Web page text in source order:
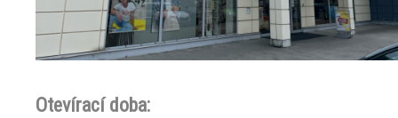
Otevírací doba: